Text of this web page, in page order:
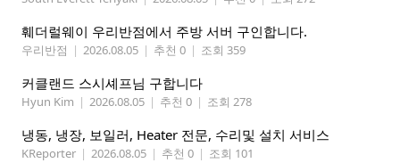
훼더럴웨이 우리반점에서 주방 서버 구인합니다.
우리반점 | 2026.08.05 | 추천 0 | 조회 359
커클랜드 스시셰프님 구합니다
Hyun Kim | 2026.08.05 | 추천 0 | 조회 278
냉동, 냉장, 보일러, Heater 전문, 수리및 설치 서비스
KReporter | 2026.08.05 | 추천 0 | 조회 101